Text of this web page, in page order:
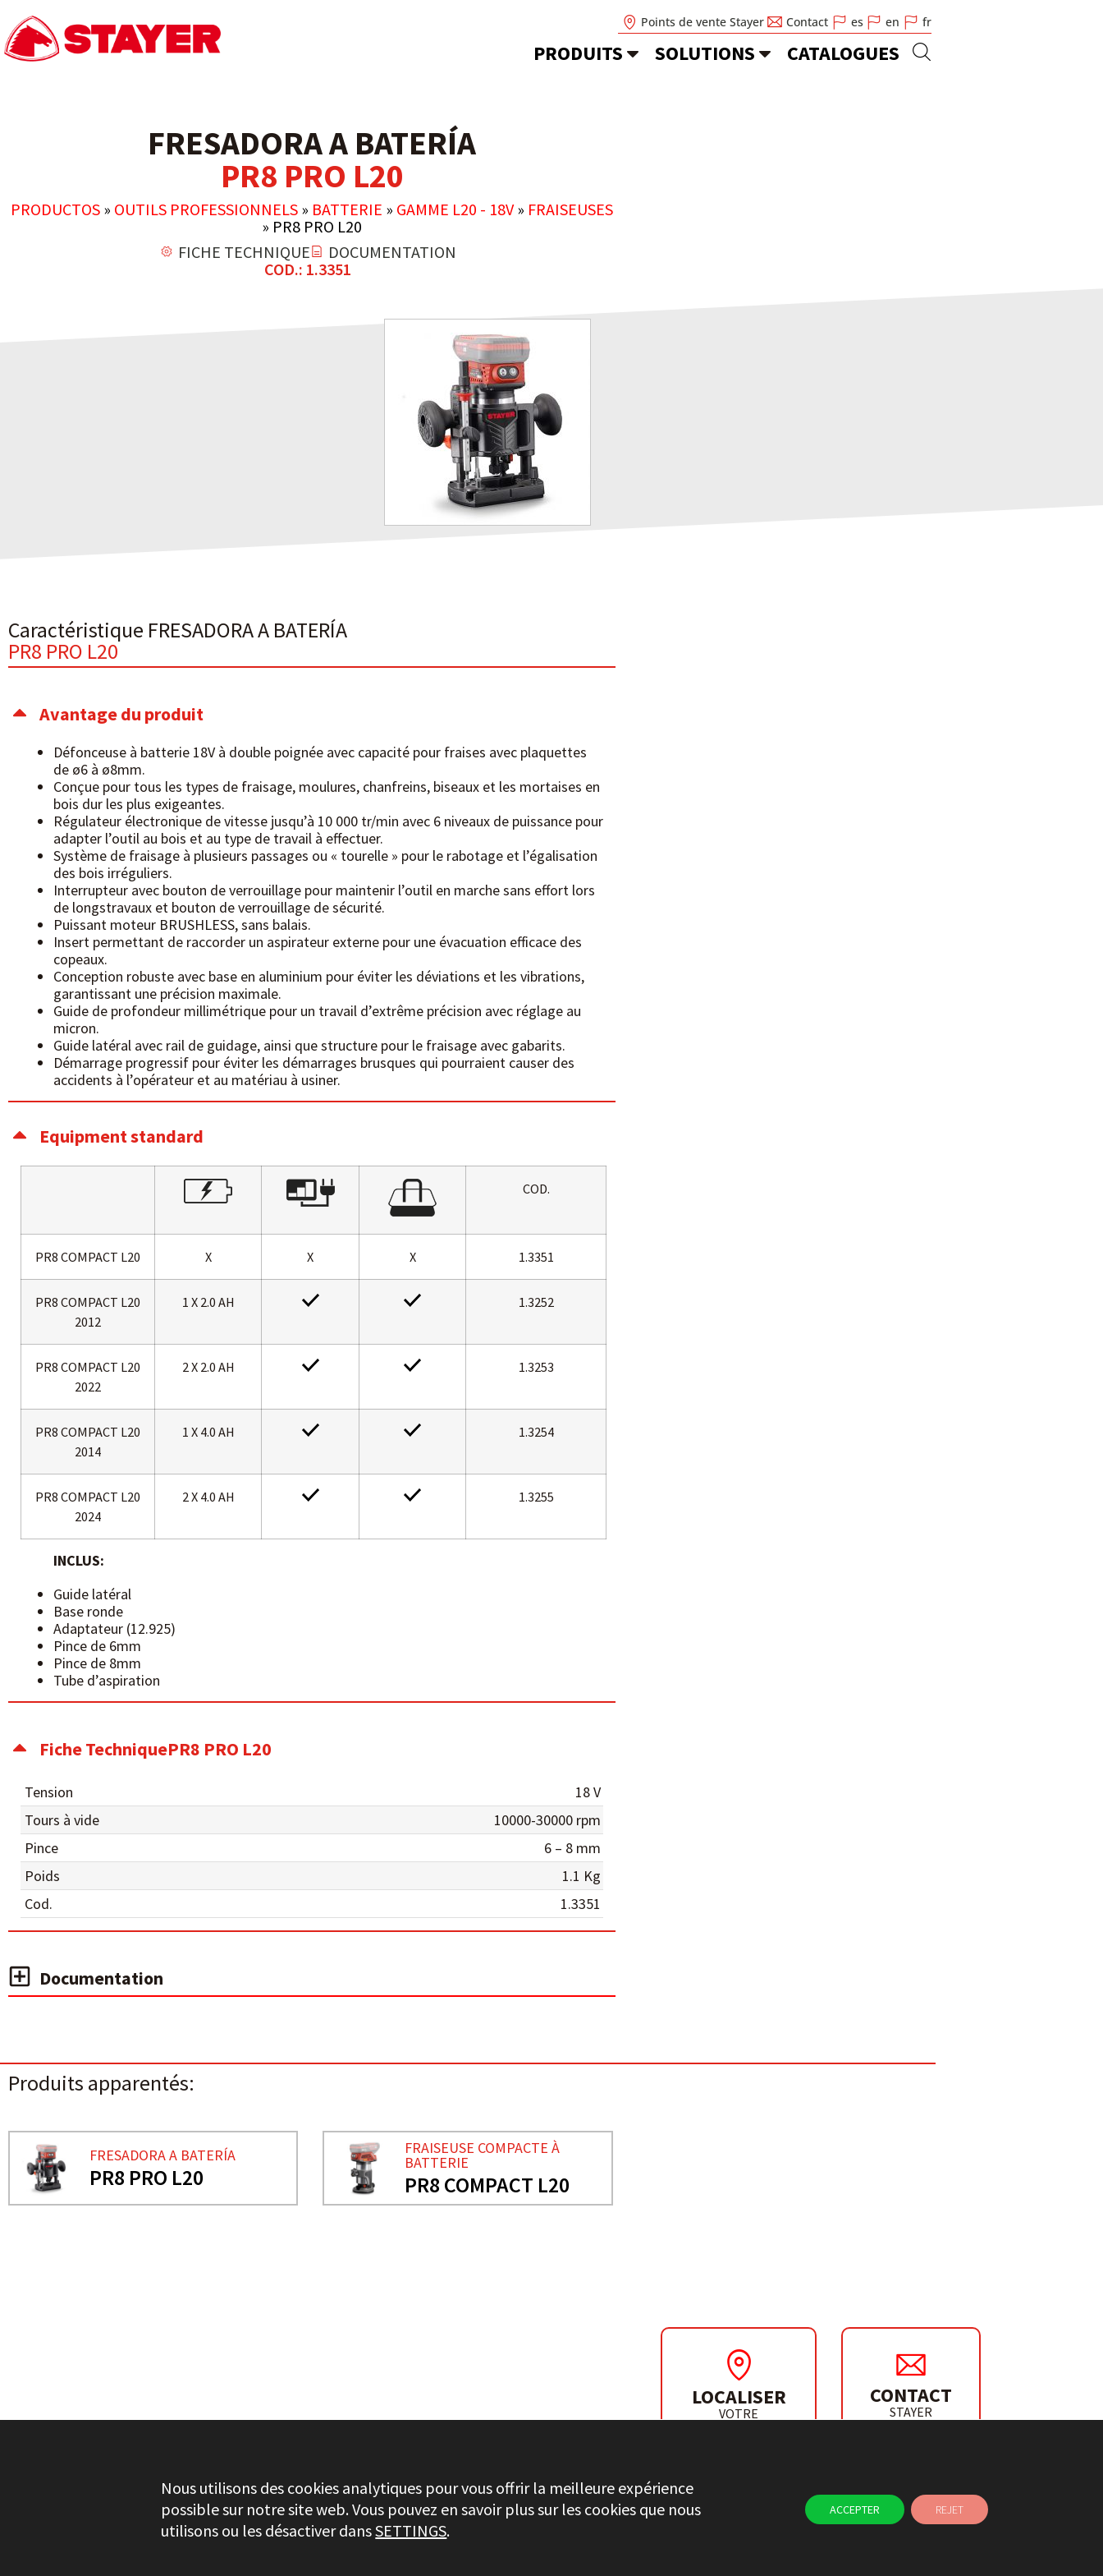
Points de vente Stayer Contact es en fr
PRODUITS SOLUTIONS CATALOGUES
FRESADORA A BATERÍA
PR8 PRO L20
PRODUCTOS » OUTILS PROFESSIONNELS » BATTERIE » GAMME L20 - 18V» FRAISEUSES
» PR8 PRO L20
FICHE TECHNIQUE
DOCUMENTATION
COD.: 1.3351
Caractéristique FRESADORA A BATERÍA
PR8 PRO L20
Avantage du produit
Défonceuse à batterie 18V à double poignée avec capacité pour fraises avec plaquettes
de ø6 à ø8mm.
Conçue pour tous les types de fraisage, moulures, chanfreins, biseaux et les mortaises en
bois dur les plus exigeantes.
Régulateur électronique de vitesse jusqu’à 10 000 tr/min avec 6 niveaux de puissance pour
adapter l’outil au bois et au type de travail à effectuer.
Système de fraisage à plusieurs passages ou « tourelle » pour le rabotage et l’égalisation
des bois irréguliers.
Interrupteur avec bouton de verrouillage pour maintenir l’outil en marche sans effort lors
de longstravaux et bouton de verrouillage de sécurité.
Puissant moteur BRUSHLESS, sans balais.
Insert permettant de raccorder un aspirateur externe pour une évacuation efficace des
copeaux.
Conception robuste avec base en aluminium pour éviter les déviations et les vibrations,
garantissant une précision maximale.
Guide de profondeur millimétrique pour un travail d’extrême précision avec réglage au
micron.
Guide latéral avec rail de guidage, ainsi que structure pour le fraisage avec gabarits.
Démarrage progressif pour éviter les démarrages brusques qui pourraient causer des
accidents à l’opérateur et au matériau à usiner.
Equipment standard
COD.
PR8 COMPACT L20 X X X 1.3351
PR8 COMPACT L20
2012
1 X 2.0 AH 1.3252
PR8 COMPACT L20
2022
2 X 2.0 AH 1.3253
PR8 COMPACT L20
2014
1 X 4.0 AH 1.3254
PR8 COMPACT L20
2024
2 X 4.0 AH 1.3255
INCLUS:
Guide latéral
Base ronde
Adaptateur (12.925)
Pince de 6mm
Pince de 8mm
Tube d’aspiration
Fiche TechniquePR8 PRO L20
Tension
18 V
Tours à vide
10000-30000 rpm
Pince
6 – 8 mm
Poids
1.1 Kg
Cod.
1.3351
Documentation
Produits apparentés:
FRESADORA A BATERÍA
PR8 PRO L20
FRAISEUSE COMPACTE À
BATTERIE
PR8 COMPACT L20
PR8 PRO L20
LOCALISER
VOTRE
CONTACT
STAYER
ACTUALITÉS CONTACT
Nous utilisons des cookies analytiques pour vous offrir la meilleure expérience
possible sur notre site web. Vous pouvez en savoir plus sur les cookies que nous
utilisons ou les désactiver dansSETTINGS.
ACCEPTER REJET